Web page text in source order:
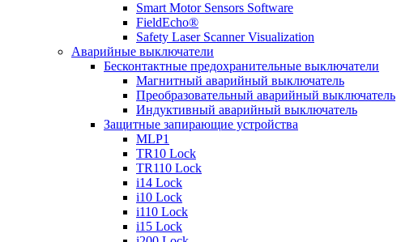
Smart Motor Sensors Software
FieldEcho®
Safety Laser Scanner Visualization
Аварийные выключатели
Бесконтактные предохранительные выключатели
Магнитный аварийный выключатель
Преобразовательный аварийный выключатель
Индуктивный аварийный выключатель
Защитные запирающие устройства
MLP1
TR10 Lock
TR110 Lock
i14 Lock
i10 Lock
i110 Lock
i15 Lock